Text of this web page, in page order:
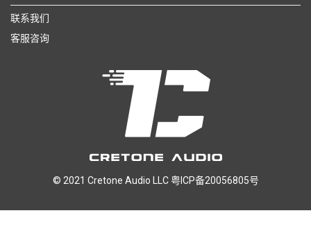
联系我们
客服咨询
© 2021 Cretone Audio LLC粤ICP备20056805号